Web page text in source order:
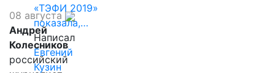
«ТЭФИ 2019»
показала,…
Написал
Евгений
Кузин
08 августа
Андрей
Колесников
российский